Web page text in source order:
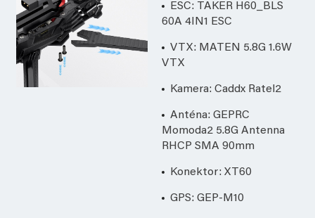
ESC: TAKER H60_BLS
60A 4IN1 ESC
VTX: MATEN 5.8G 1.6W
VTX
Kamera: Caddx Ratel2
Anténa: GEPRC
Momoda2 5.8G Antenna
RHCP SMA 90mm
Konektor: XT60
GPS: GEP-M10